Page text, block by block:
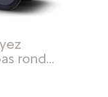
rond…